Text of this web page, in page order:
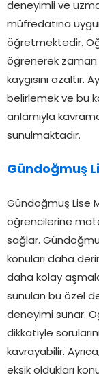
deneyimli ve
müfredatına
öğretmektedir.
öğrenerek zaman
kaygısını azaltır.
belirlemek ve bu
anlamıyla
sunulmaktadır.
Gündoğmuş
Gündoğmuş Lise
öğrencilerine
sağlar.
konuları daha
daha kolay
sunulan bu özel
deneyimi sunar.
dikkatiyle
kavrayabilir.
eksik oldukları